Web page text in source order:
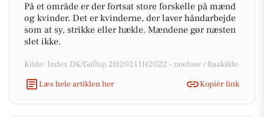
På et område er der fortsat store forskelle på mænd
og kvinder. Det er kvinderne, der laver håndarbejde
som at sy, strikke eller hækle. Mændene gør næsten
slet ikke.
Kilde: Index DK/Gallup 2H20211H2022 - noehow / Raakilde
Læs hele artiklen her
Kopiér link